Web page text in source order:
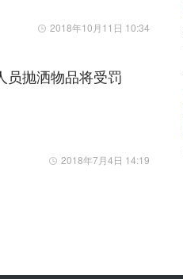
2018年10月11日 10:34
员抛洒物品将受罚
2018年7月4日 14:19